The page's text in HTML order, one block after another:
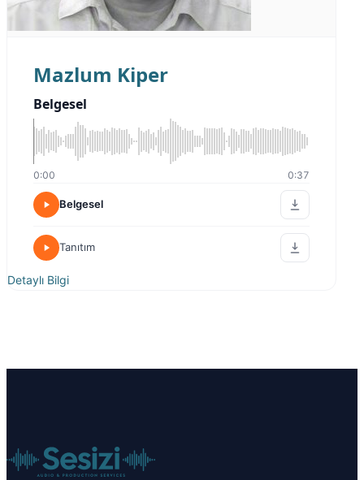
Mazlum Kiper
Belgesel
0:00 0:37
Belgesel
Tanıtım
Detaylı Bilgi